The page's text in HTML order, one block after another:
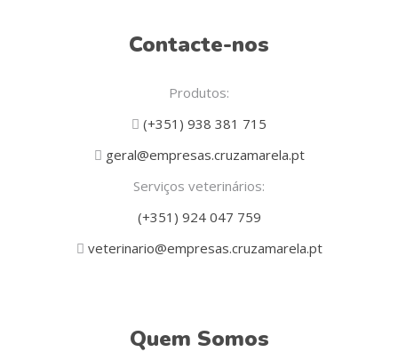
Contacte-nos
Produtos:
(+351) 938 381 715
geral@empresas.cruzamarela.pt
Serviços veterinários:
(+351) 924 047 759
veterinario@empresas.cruzamarela.pt
Quem Somos